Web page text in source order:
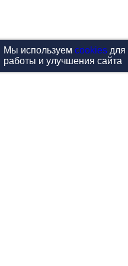
Мы используем cookiesдля
работы и улучшения сайта